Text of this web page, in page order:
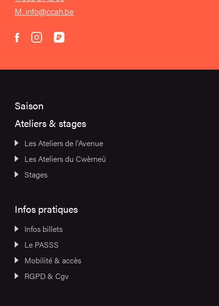
M. info@ccah.be
facebook
instagram
acast
Saison
Ateliers & stages
Les Ateliers de l’Avenue
Les Ateliers du Cwèrneû
Stages
Infos pratiques
Infos billets
Le PASSS
Mobilité & accès
RGPD & Cgv